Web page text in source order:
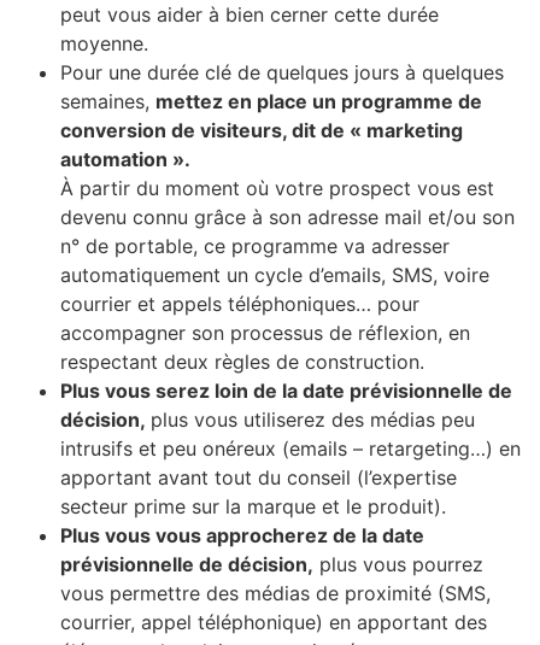
peut vous aider à bien cerner cette durée
moyenne.
Pour une durée clé de quelques jours à quelques
semaines, mettez en place un programme de
conversion de visiteurs, dit de « marketing
automation ».
À partir du moment où votre prospect vous est
devenu connu grâce à son adresse mail et/ou son
n° de portable, ce programme va adresser
automatiquement un cycle d’emails, SMS, voire
courrier et appels téléphoniques… pour
accompagner son processus de réflexion, en
respectant deux règles de construction.
Plus vous serez loin de la date prévisionnelle de
décision, plus vous utiliserez des médias peu
intrusifs et peu onéreux (emails – retargeting…) en
apportant avant tout du conseil (l’expertise
secteur prime sur la marque et le produit).
Plus vous vous approcherez de la date
prévisionnelle de décision, plus vous pourrez
vous permettre des médias de proximité (SMS,
courrier, appel téléphonique) en apportant des